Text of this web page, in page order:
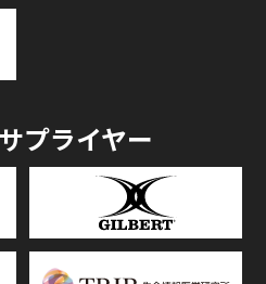
プライヤー